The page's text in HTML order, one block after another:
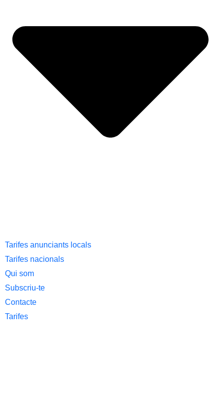
Tarifes anunciants locals
Tarifes nacionals
Qui som
Subscriu-te
Contacte
Tarifes